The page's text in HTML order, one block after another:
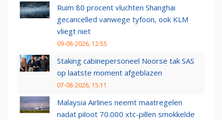
Ruim 80 procent vluchten Shanghai
gecancelled vanwege tyfoon, ook KLM
vliegt niet
09-08-2026, 12:55
Staking cabinepersoneel Noorse tak SAS
op laatste moment afgeblazen
07-08-2026, 15:11
Malaysia Airlines neemt maatregelen
nadat piloot 70.000 xtc-pillen smokkelde